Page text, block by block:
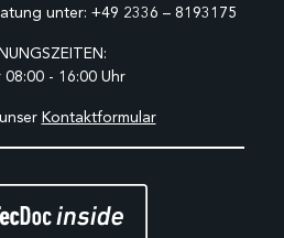
unter: +49 2336 – 8193175
08:00 - 16:00 Uhr
Kontaktformular